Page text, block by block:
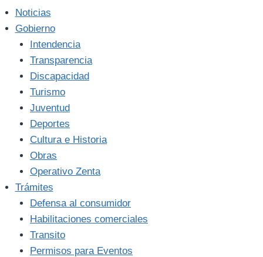
Noticias
Gobierno
Intendencia
Transparencia
Discapacidad
Turismo
Juventud
Deportes
Cultura e Historia
Obras
Operativo Zenta
Trámites
Defensa al consumidor
Habilitaciones comerciales
Transito
Permisos para Eventos